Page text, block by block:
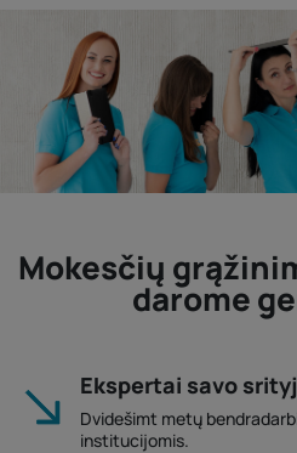
Mokesčių
darome
Ekspertai savo
Dvidešimt metų
institucijomis.